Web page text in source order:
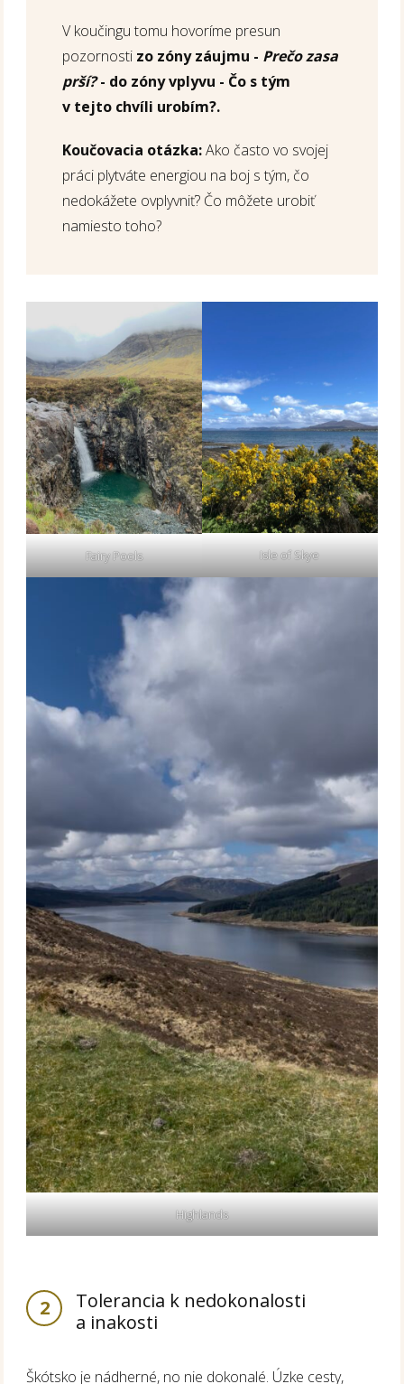
V koučingu tomu hovoríme presun
pozornosti zo zóny záujmu - Prečo zasa
prší?- do zóny vplyvu - Čo s tým
v tejto chvíli urobím?.
Koučovacia otázka:Ako často vo svojej
práci plytváte energiou na boj s tým, čo
nedokážete ovplyvniť? Čo môžete urobiť
namiesto toho?
Fairy Pools Isle of Skye
Highlands
2
Tolerancia k nedokonalosti
a inakosti
Škótsko je nádherné, no nie dokonalé. Úzke cesty,